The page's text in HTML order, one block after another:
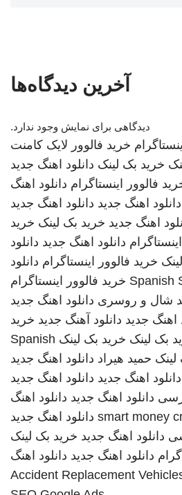
آخرین دیدگاه‌ها
دیدگاهی برای نمایش وجود ندارد.
خرید فالوور لایک کامنت
خرید بک لینک دانلود اهنگ جدید
فالوور اینستاگرام دانلود اهنگ
دانلود اهنگ جدید دانلود اهنگ جدید
اهنگ جدید خرید بک لینک خرید
دانلود اهنگ جدید دانلود
خرید فالوور اینستاگرام دانلود
Spanish خرید فالوور اینستاگرام
شال و روسری دانلود اهنگ جدید
اهنگ جدید دانلود آهنگ جدید خرید
بک لینک خرید بک لینک Spanish
حمید هیراد دانلود اهنگ جدید
دانلود اهنگ جدید دانلود اهنگ جدید
دانلود اهنگ جدید دانلود اهنگ
smart money دانلود اهنگ جدید
دانلود اهنگ جدید خرید بک لینک
دانلود اهنگ جدید دانلود اهنگ
Accident Replacement